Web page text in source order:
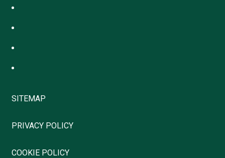
SITEMAP
PRIVACY POLICY
COOKIE POLICY